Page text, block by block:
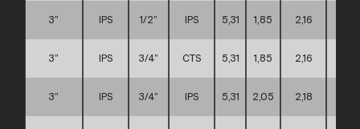
3” IPS 1/2” IPS 5,31 1,85 2,16
3” IPS 3/4” CTS 5,31 1,85 2,16
3” IPS 3/4” IPS 5,31 2,05 2,18